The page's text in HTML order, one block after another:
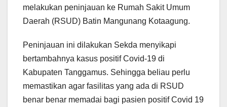
melakukan peninjauan ke Rumah Sakit Umum
Daerah (RSUD) Batin Mangunang Kotaagung.
Peninjauan ini dilakukan Sekda menyikapi
bertambahnya kasus positif Covid-19 di
Kabupaten Tanggamus. Sehingga beliau perlu
memastikan agar fasilitas yang ada di RSUD
benar benar memadai bagi pasien positif Covid 19